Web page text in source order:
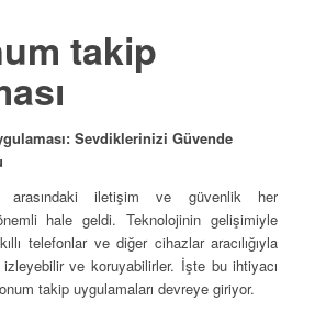
takip
Sevdiklerinizi Güvende
arasındaki iletişim ve güvenlik her
hale geldi. Teknolojinin gelişimiyle
telefonlar ve diğer cihazlar aracılığıyla
ve koruyabilirler. İşte bu ihtiyacı
takip uygulamaları devreye giriyor.